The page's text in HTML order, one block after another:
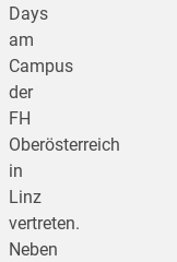
Days
am
Campus
der
FH
Oberösterreich
in
Linz
vertreten.
Neben